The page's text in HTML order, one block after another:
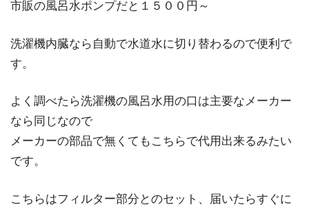
市販の風呂水ポンプだと１５００円～
洗濯機内臓なら自動で水道水に切り替わるので便利で
す。
よく調べたら洗濯機の風呂水用の口は主要なメーカー
なら同じなので
メーカーの部品で無くてもこちらで代用出来るみたい
です。
こちらはフィルター部分とのセット、届いたらすぐに